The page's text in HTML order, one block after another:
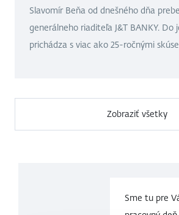
Slavomír Beňa od dnešného dňa
generálneho riaditeľa J&T BANKY. Do
prichádza s viac ako 25-ročnými
Zároveň ide o zavŕšenie dlhodobého
vedenia, ktorý J&T BANKAZobraziť všetky
Sme tu pre